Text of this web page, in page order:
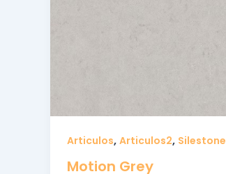
Articulos, Articulos2, Silestone
Motion Grey